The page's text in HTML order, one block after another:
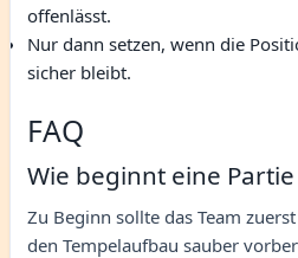
offenlässt.
Nur dann setzen, wenn die
sicher bleibt.
FAQ
Wie beginnt eine
Zu Beginn sollte das Team
den Tempelaufbau sauber